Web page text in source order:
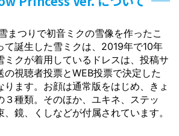
まつりで初音ミクの雪像を作ったこ
て誕生した雪ミクは、2019年で10年
ミクが着用しているドレスは、投稿サ
の視聴者投票とWEB投票で決定した
ります。お顔は通常版をはじめ、きょ
３種類。そのほか、ユキネ、ステッ
鏡、くしなどが付属されています。